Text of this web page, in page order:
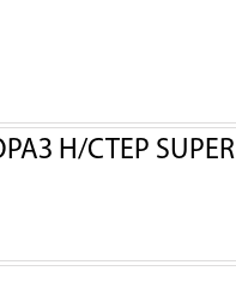
Н/СТЕР SUPER